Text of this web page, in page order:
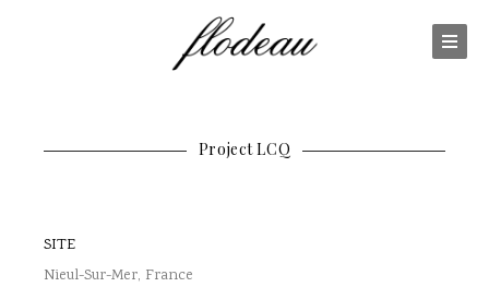
Project LCQ
SITE
Nieul-Sur-Mer, France